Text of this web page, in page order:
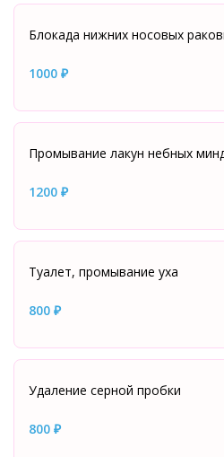
Блокада нижних носовых
1000 ₽
Промывание лакун небных
1200 ₽
Туалет, промывание уха
800 ₽
Удаление серной пробки
800 ₽